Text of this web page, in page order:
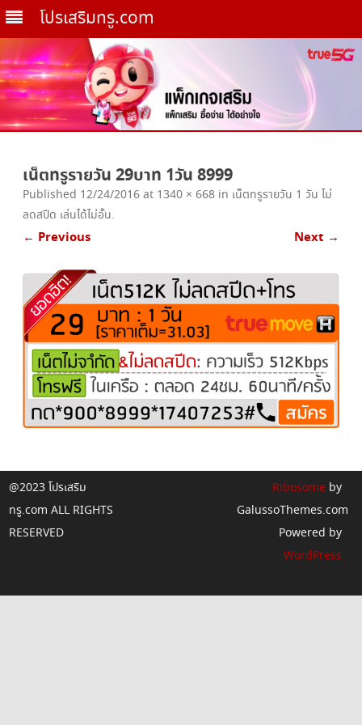
โปรเสริมทรู.com
content
เน็ตทรูรายวัน 29บาท 1วัน 8999
Published 12/24/2016 at 1340 × 668 in เน็ตทรูรายวัน 1 วัน ไม่
ลดสปีด เล่นได้ไม่อั้น.
← Previous Next →
@2023 โปรเสริม
ทรู.com ALL RIGHTS
RESERVED
Ribosomeby
GalussoThemes.com
Powered by
WordPress